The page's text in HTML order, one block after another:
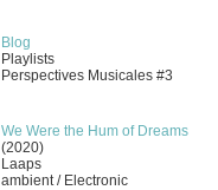
Blog
Playlists
Perspectives Musicales #3
We Were the Hum of Dreams
(2020)
Laaps
ambient / Electronic